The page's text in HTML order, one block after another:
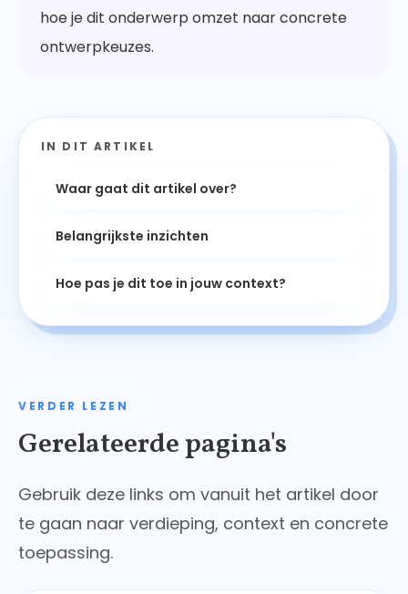
hoe je dit onderwerp omzet naar concrete
ontwerpkeuzes.
IN DIT ARTIKEL
Waar gaat dit artikel over?
Belangrijkste inzichten
Hoe pas je dit toe in jouw context?
VERDER LEZEN
Gerelateerde pagina's
Gebruik deze links om vanuit het artikel door
te gaan naar verdieping, context en concrete
toepassing.